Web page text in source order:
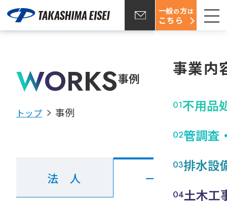
事業内
不用品
管調査
排水設
土木工
一般の方は
こちら
WORKS事例
トップ 事例
法 人 一 般